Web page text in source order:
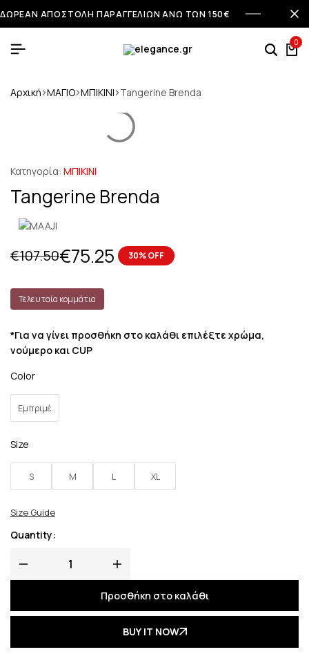
ΔΩΡΕΑΝ ΑΠΟΣΤΟΛΗ ΠΑΡΑΓΓΕΛΙΩΝ ΑΝΩ ΤΩΝ 150€
0
Αρχική ΜΑΓΙΟ ΜΠΙΚΙΝΙ Tangerine Brenda
Κατηγορία: ΜΠΙΚΙΝΙ
Tangerine Brenda
€107.50€75.25 30% OFF
Τελευταία κομμάτια
*Για να γίνει προσθήκη στο καλάθι επιλέξτε χρώμα,
νούμερο και CUP
Color
Εμπριμέ
Size
S M L XL
Size Guide
Quantity:
Προσθήκη στο καλάθι
BUY IT NOW